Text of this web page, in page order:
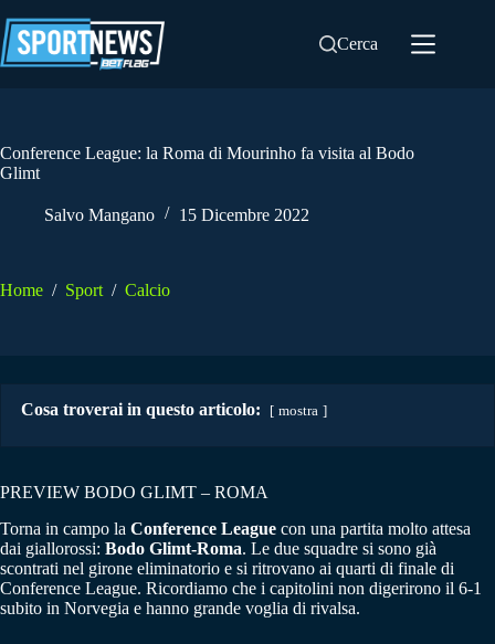
al
contenuto
Cerca
Conference League: la Roma di Mourinho fa visita al Bodo
Glimt
Salvo Mangano 15 Dicembre 2022
Home / Sport / Calcio
Cosa troverai in questo articolo: mostra
PREVIEW BODO GLIMT – ROMA
Torna in campo la Conference League con una partita molto attesa
dai giallorossi: Bodo Glimt-Roma. Le due squadre si sono già
scontrati nel girone eliminatorio e si ritrovano ai quarti di finale di
Conference League. Ricordiamo che i capitolini non digerirono il 6-1
subito in Norvegia e hanno grande voglia di rivalsa.